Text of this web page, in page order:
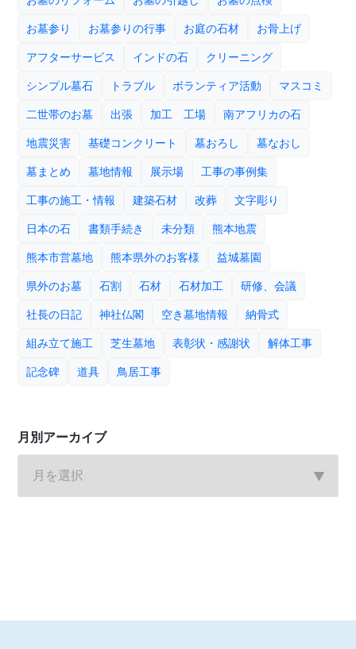
お墓参り お墓参りの行事 お庭の石材 お骨上げ
アフターサービス インドの石 クリーニング
シンプル墓石 トラブル ボランティア活動 マスコミ
二世帯のお墓 出張 加工 工場 南アフリカの石
地震災害 基礎コンクリート 墓おろし 墓なおし
墓まとめ 墓地情報 展示場 工事の事例集
工事の施工・情報 建築石材 改葬 文字彫り
日本の石 書類手続き 未分類 熊本地震
熊本市営墓地 熊本県外のお客様 益城墓園
県外のお墓 石割 石材 石材加工 研修、会議
社長の日記 神社仏閣 空き墓地情報 納骨式
組み立て施工 芝生墓地 表彰状・感謝状 解体工事
記念碑 道具 鳥居工事
月別アーカイブ